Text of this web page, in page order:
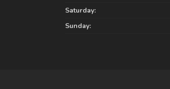
Saturday:
Sunday: